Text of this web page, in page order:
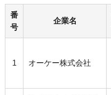
番
号
企業名
1 オーケー株式会社